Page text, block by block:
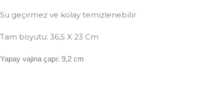
Su geçirmez ve kolay temizlenebilir
Tam boyutu: 36,5 X 23 Cm
Yapay vajina çapı: 9,2 cm